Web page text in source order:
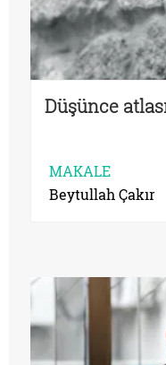
Düşünce
MAKALE
Beytullah Çakır